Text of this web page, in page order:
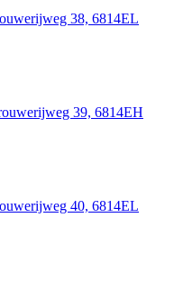
38, 6814EL
39, 6814EH
40, 6814EL